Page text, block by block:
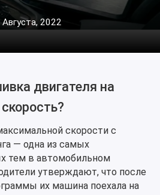
Августа, 2022
двигателя на
скорости с
— одна из самых
тем в автомобильном
утверждают, что после
их машина поехала на